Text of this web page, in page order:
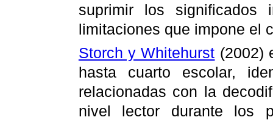
suprimir los significados
limitaciones que impone el
Storch y Whitehurst (2002)
hasta cuarto escolar,
relacionadas con la
nivel lector durante los